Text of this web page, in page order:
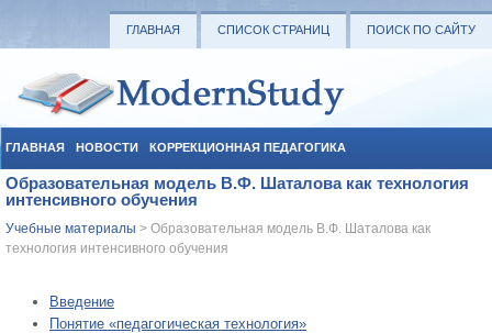
ГЛАВНАЯ СПИСОК СТРАНИЦ ПОИСК ПО САЙТУ
ГЛАВНАЯ НОВОСТИ КОРРЕКЦИОННАЯ ПЕДАГОГИКА
СОЦИАЛЬНАЯ ПЕДАГОГИКА УЧЕБНЫЕ МАТЕРИАЛЫ
Образовательная модель В.Ф. Шаталова как технология
интенсивного обучения
Учебные материалы > Образовательная модель В.Ф. Шаталова как
технология интенсивного обучения
Введение
Понятие «педагогическая технология»